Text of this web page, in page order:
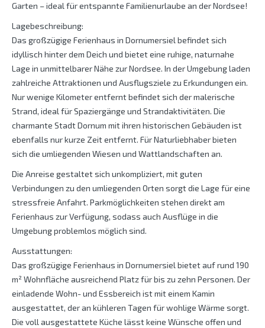
Garten – ideal für entspannte Familienurlaube an der Nordsee!
Lagebeschreibung:
Das großzügige Ferienhaus in Dornumersiel befindet sich
idyllisch hinter dem Deich und bietet eine ruhige, naturnahe
Lage in unmittelbarer Nähe zur Nordsee. In der Umgebung laden
zahlreiche Attraktionen und Ausflugsziele zu Erkundungen ein.
Nur wenige Kilometer entfernt befindet sich der malerische
Strand, ideal für Spaziergänge und Strandaktivitäten. Die
charmante Stadt Dornum mit ihren historischen Gebäuden ist
ebenfalls nur kurze Zeit entfernt. Für Naturliebhaber bieten
sich die umliegenden Wiesen und Wattlandschaften an.
Die Anreise gestaltet sich unkompliziert, mit guten
Verbindungen zu den umliegenden Orten sorgt die Lage für eine
stressfreie Anfahrt. Parkmöglichkeiten stehen direkt am
Ferienhaus zur Verfügung, sodass auch Ausflüge in die
Umgebung problemlos möglich sind.
Ausstattungen:
Das großzügige Ferienhaus in Dornumersiel bietet auf rund 190
m² Wohnfläche ausreichend Platz für bis zu zehn Personen. Der
einladende Wohn- und Essbereich ist mit einem Kamin
ausgestattet, der an kühleren Tagen für wohlige Wärme sorgt.
Die voll ausgestattete Küche lässt keine Wünsche offen und